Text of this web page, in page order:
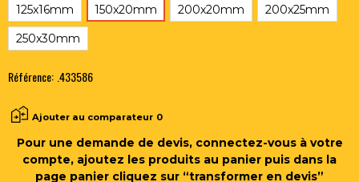
125x16mm 150x20mm 200x20mm
200x25mm
250x30mm
Référence: .433586
Ajouter au comparateur 0
Pour une demande de devis, connectez-vous à votre
compte, ajoutez les produits au panier puis dans la
page panier cliquez sur “transformer en devis”